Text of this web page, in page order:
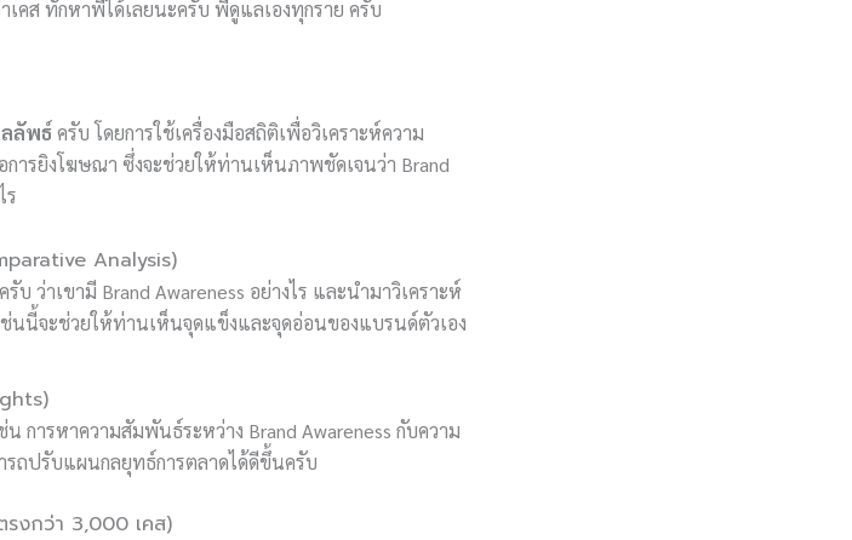
คส ทักหาพี่ได้เลยนะครับ พี่ดูแลเองทุกราย ครับ
ลลัพธ์ครับ โดยการใช้เครื่องมือสถิติเพื่อวิเคราะห์ความ
ารยิงโฆษณา ซึ่งจะช่วยให้ท่านเห็นภาพชัดเจนว่า Brand
ร
Analysis)
ว่าเขามี Brand Awareness อย่างไร และนำมาวิเคราะห์
นนี้จะช่วยให้ท่านเห็นจุดแข็งและจุดอ่อนของแบรนด์ตัวเอง
การหาความสัมพันธ์ระหว่าง Brand Awareness กับความ
ถปรับแผนกลยุทธ์การตลาดได้ดีขึ้นครับ
งกว่า 3,000 เคส)